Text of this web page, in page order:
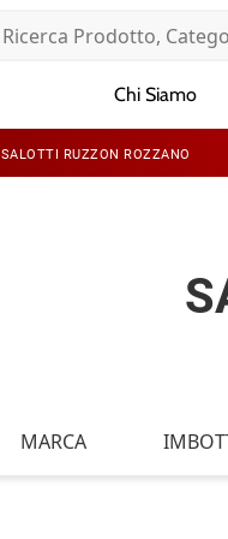
Chi Siamo
SALOTTI RUZZON ROZZANO
MARCA